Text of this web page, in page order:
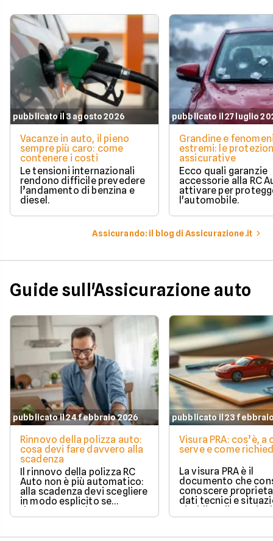
pubblicato il 3 agosto 2026
Vacanze in auto, il pieno
sempre più caro: come
contenere i costi
Le tensioni internazionali
rendono difficile prevedere
l’andamento di benzina e
diesel.
pubblicato il 27 luglio
Grandine e
estremi: le
assicurative
Ecco quali garanzie
accessorie alla RC
attivare per
l'automobile.
Assicurando: il blog di Assicurazione.it
Guide sull'Assicurazione auto
pubblicato il 24 febbraio 2026
Rinnovo della polizza auto:
cosa devi fare davvero alla
scadenza
Il rinnovo della polizza RC
Auto non è più automatico:
alla scadenza devi scegliere
in modo esplicito se
rinnovare con la stessa
compagnia o stipulare un
pubblicato il 23
Visura PRA: cos’è, a
serve e come
La visura PRA è il
documento che
conoscere
dati tecnici e
giuridica di un
iscritto al Pubblico